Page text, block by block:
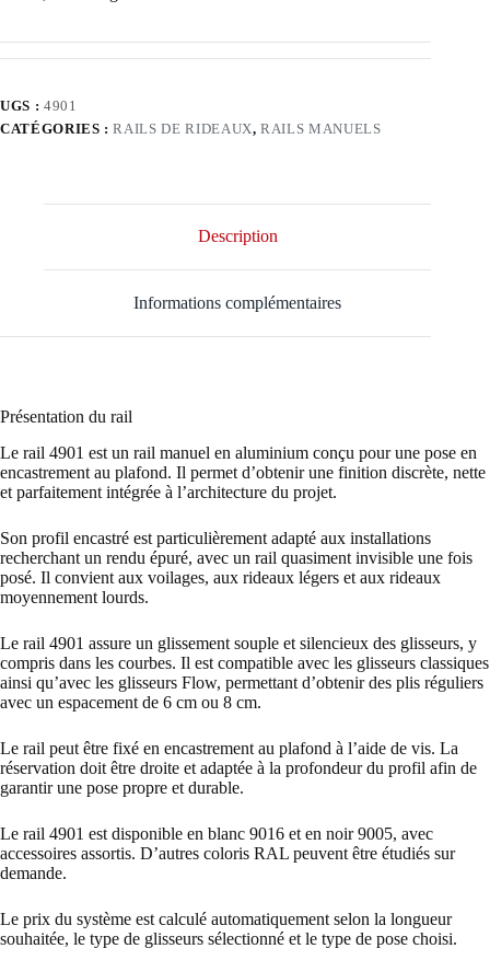
UGS : 4901
CATÉGORIES :RAILS DE RIDEAUX,RAILS MANUELS
Description
Informations complémentaires
Présentation du rail
Le rail 4901 est un rail manuel en aluminium conçu pour une pose en
encastrement au plafond. Il permet d’obtenir une finition discrète, nette
et parfaitement intégrée à l’architecture du projet.
Son profil encastré est particulièrement adapté aux installations
recherchant un rendu épuré, avec un rail quasiment invisible une fois
posé. Il convient aux voilages, aux rideaux légers et aux rideaux
moyennement lourds.
Le rail 4901 assure un glissement souple et silencieux des glisseurs, y
compris dans les courbes. Il est compatible avec les glisseurs classiques
ainsi qu’avec les glisseurs Flow, permettant d’obtenir des plis réguliers
avec un espacement de 6 cm ou 8 cm.
Le rail peut être fixé en encastrement au plafond à l’aide de vis. La
réservation doit être droite et adaptée à la profondeur du profil afin de
garantir une pose propre et durable.
Le rail 4901 est disponible en blanc 9016 et en noir 9005, avec
accessoires assortis. D’autres coloris RAL peuvent être étudiés sur
demande.
Le prix du système est calculé automatiquement selon la longueur
souhaitée, le type de glisseurs sélectionné et le type de pose choisi.